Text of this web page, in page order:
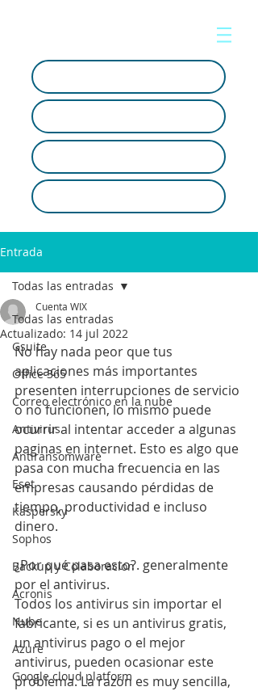
Entrada
Todas las entradas
Gsuite
Office 365
Correo electrónico en la nube
Antivirus
Antiransomware
Eset
Kaspersky
Sophos
Backup y Colaboracion
Acronis
Nube
Azure
Google cloud platform
Todas las entradas
Cuenta WIX
Actualizado: 14 jul 2022
No hay nada peor que tus
aplicaciones más importantes
presenten interrupciones de servicio
o no funcionen, lo mismo puede
ocurrir al intentar acceder a algunas
paginas en internet. Esto es algo que
pasa con mucha frecuencia en las
empresas causando pérdidas de
tiempo, productividad e incluso
dinero.
¿Por qué pasa esto?. generalmente
por el antivirus.
Todos los antivirus sin importar el
fabricante, si es un antivirus gratis,
un antivirus pago o el mejor
antivirus, pueden ocasionar este
problema. La razón es muy sencilla,